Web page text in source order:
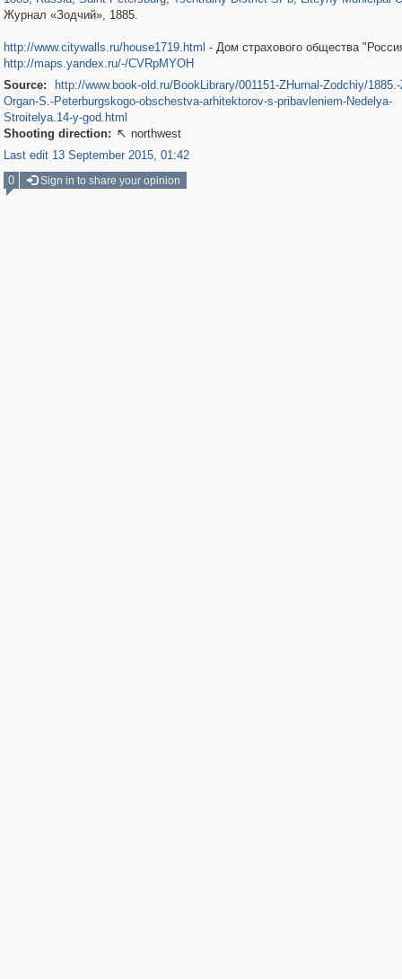
Журнал «Зодчий», 1885.
http://www.citywalls.ru/house1719.html - Дом страхового общества
http://maps.yandex.ru/-/CVRpMYOH
Source:
http://www.book-old.ru/BookLibrary/001151-ZHurnal-Zodchiy/
Organ-S.-Peterburgskogo-obschestva-arhitektorov-s-pribavleniem-Nedelya-
Stroitelya.14-y-god.html
Shooting direction:  northwest
Last edit 13 September 2015, 01:42
0
Sign in to share your opinion